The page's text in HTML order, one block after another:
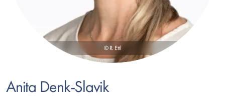
© R. Ettl
Anita Denk-Slavik